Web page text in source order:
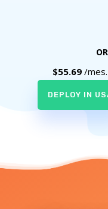
$55.69 /mes.
DEPLOY IN